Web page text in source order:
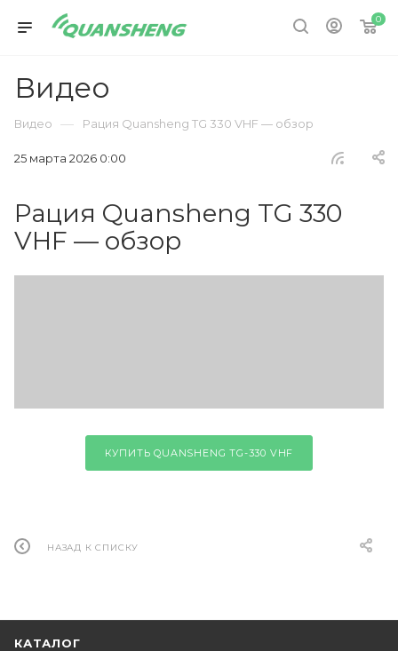
0
Видео
Видео — Рация Quansheng TG 330 VHF — обзор
25 марта 2026 0:00
Рация Quansheng TG 330
VHF — обзор
КУПИТЬ QUANSHENG TG-330 VHF
НАЗАД К СПИСКУ
КАТАЛОГ